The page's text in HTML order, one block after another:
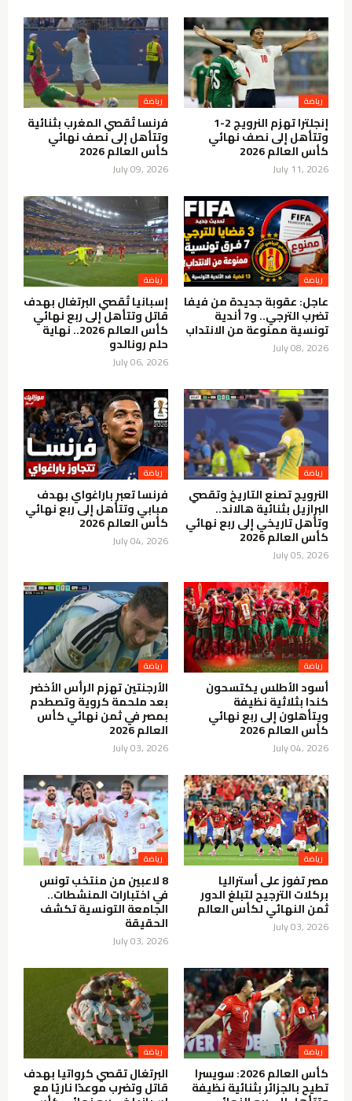
رياضة
إنجلترا تهزم النرويج 2-1
وتتأهل إلى نصف نهائي
كأس العالم 2026
July 11, 2026
رياضة
فرنسا تُقصي المغرب بثنائية
وتتأهل إلى نصف نهائي
كأس العالم 2026
July 09, 2026
رياضة
عاجل: عقوبة جديدة من فيفا
تضرب الترجي.. و7 أندية
تونسية ممنوعة من الانتداب
July 08, 2026
رياضة
إسبانيا تُقصي البرتغال بهدف
قاتل وتتأهل إلى ربع نهائي
كأس العالم 2026.. نهاية
حلم رونالدو
July 06, 2026
رياضة
النرويج تصنع التاريخ وتقصي
البرازيل بثنائية هالاند..
وتأهل تاريخي إلى ربع نهائي
كأس العالم 2026
July 05, 2026
رياضة
فرنسا تعبر باراغواي بهدف
مبابي وتتأهل إلى ربع نهائي
كأس العالم 2026
July 04, 2026
رياضة
أسود الأطلس يكتسحون
كندا بثلاثية نظيفة
ويتأهلون إلى ربع نهائي
كأس العالم 2026
July 04, 2026
رياضة
الأرجنتين تهزم الرأس الأخضر
بعد ملحمة كروية وتصطدم
بمصر في ثمن نهائي كأس
العالم 2026
July 03, 2026
رياضة
مصر تفوز على أستراليا
بركلات الترجيح لتبلغ الدور
ثمن النهائي لكأس العالم
July 03, 2026
رياضة
8 لاعبين من منتخب تونس
في اختبارات المنشطات..
الجامعة التونسية تكشف
الحقيقة
July 03, 2026
رياضة
كأس العالم 2026: سويسرا
تطيح بالجزائر بثنائية نظيفة
رياضة
البرتغال تقصي كرواتيا بهدف
قاتل وتضرب موعدًا ناريًا مع